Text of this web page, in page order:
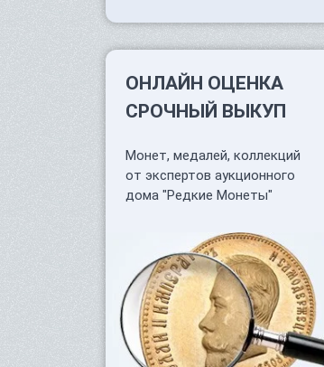
ОНЛАЙН ОЦЕНКА
СРОЧНЫЙ ВЫКУП
Монет, медалей, коллекций
от экспертов аукционного
дома "Редкие Монеты"